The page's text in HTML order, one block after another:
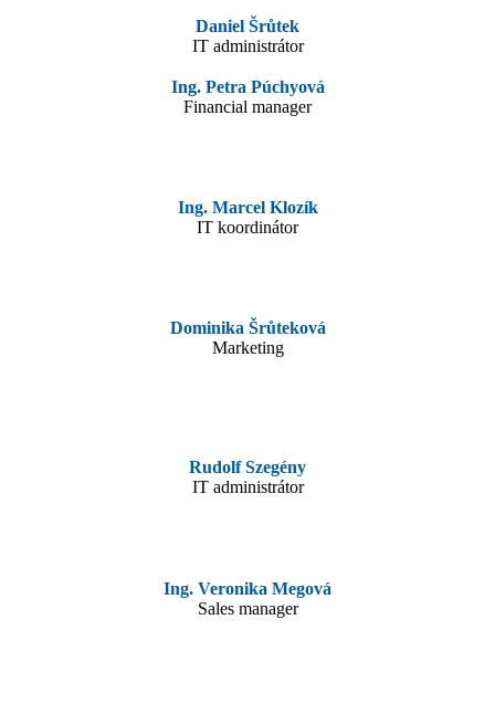
Daniel Šrůtek
IT administrátor
Ing. Petra Púchyová
Financial manager
Ing. Marcel Klozík
IT koordinátor
Dominika Šrůteková
Marketing
Rudolf Szegény
IT administrátor
Ing. Veronika Megová
Sales manager